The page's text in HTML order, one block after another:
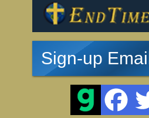
Sign-up